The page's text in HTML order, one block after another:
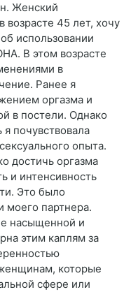
Женский
возрасте 45 лет, хочу
использовании
В этом возрасте
в
Ранее я
оргазма и
в постели. Однако
я почувствовала
опыта.
достичь оргазма
и интенсивность
Это было
моего партнера.
насыщенной и
этим каплям за
которые
сфере или